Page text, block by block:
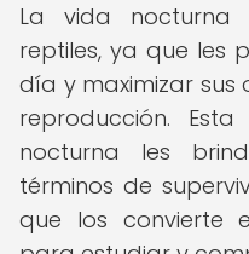
La vida nocturna
reptiles, ya que les
día y maximizar
reproducción.
nocturna les
términos de
que los convierte